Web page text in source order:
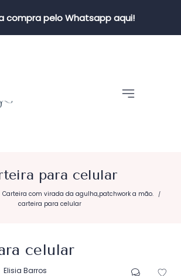
compra pelo Whatsapp aqui!
para celular
Carteira com virada da agulha,patchwork a mão. /
carteira para celular
celular
Elisia Barros